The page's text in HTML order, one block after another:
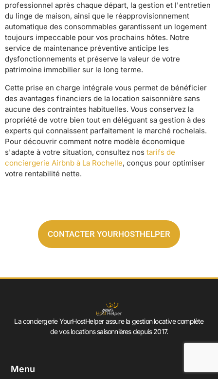
professionnel après chaque départ, la gestion et l'entretien
du linge de maison, ainsi que le réapprovisionnement
automatique des consommables garantissent un logement
toujours impeccable pour vos prochains hôtes. Notre
service de maintenance préventive anticipe les
dysfonctionnements et préserve la valeur de votre
patrimoine immobilier sur le long terme.
Cette prise en charge intégrale vous permet de bénéficier
des avantages financiers de la location saisonnière sans
aucune des contraintes habituelles. Vous conservez la
propriété de votre bien tout en déléguant sa gestion à des
experts qui connaissent parfaitement le marché rochelais.
Pour découvrir comment notre modèle économique
s'adapte à votre situation, consultez nos tarifs de
conciergerie Airbnb à La Rochelle, conçus pour optimiser
votre rentabilité nette.
CONTACTER YOURHOSTHELPER
La conciergerie YourHostHelper assure la gestion locative complète
de vos locations saisonnières depuis 2017.
Menu